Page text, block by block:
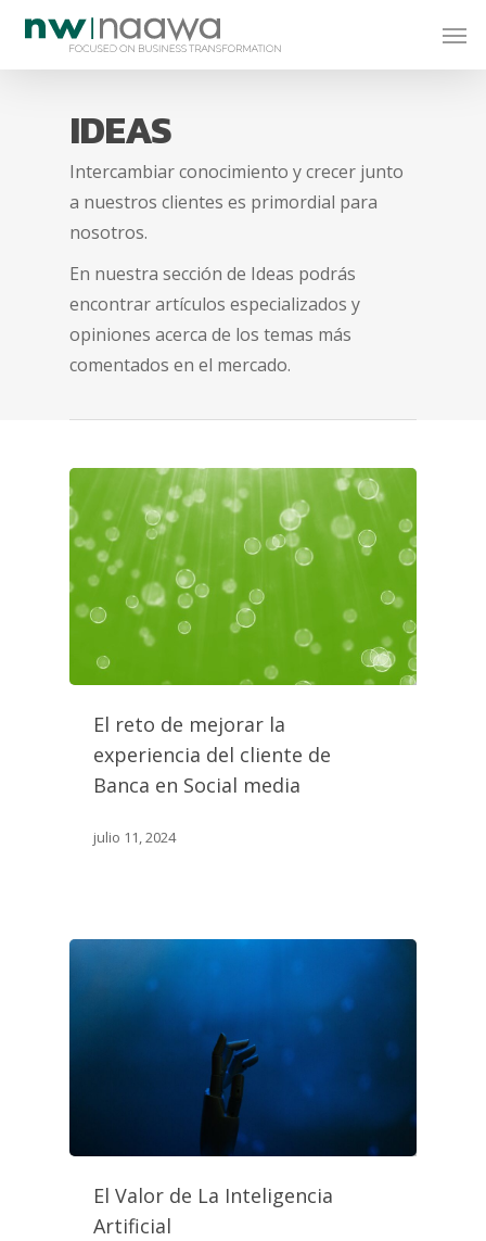
IDEAS
Intercambiar conocimiento y crecer junto
a nuestros clientes es primordial para
nosotros.
En nuestra sección de Ideas podrás
encontrar artículos especializados y
opiniones acerca de los temas más
comentados en el mercado.
El reto de mejorar la
experiencia del cliente de
Banca en Social media
julio 11, 2024
El Valor de La Inteligencia
Artificial